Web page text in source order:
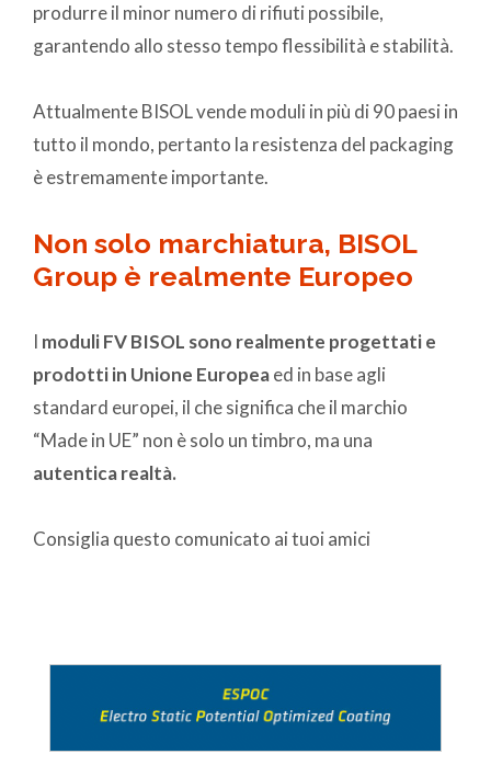
produrre il minor numero di rifiuti possibile,
garantendo allo stesso tempo flessibilità e stabilità.
Attualmente BISOL vende moduli in più di 90 paesi in
tutto il mondo, pertanto la resistenza del packaging
è estremamente importante.
Non solo marchiatura, BISOL
Group è realmente Europeo
I moduli FV BISOL sono realmente progettati e
prodotti in Unione Europeaed in base agli
standard europei, il che significa che il marchio
“Made in UE” non è solo un timbro, ma una
autentica realtà.
Consiglia questo comunicato ai tuoi amici